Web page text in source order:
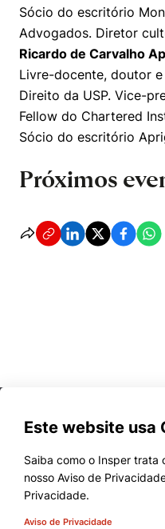
Sócio do escritório
Advogados. Diretor
Ricardo de Carvalho
Livre-docente, doutor
Direito da USP. Vice-
Fellow do Chartered
Sócio do escritório
Próximos
Este website usa
Saiba como o Insper trata
nosso Aviso de
Privacidade.
Aviso de Privacidade
Cursos
Quem Somos